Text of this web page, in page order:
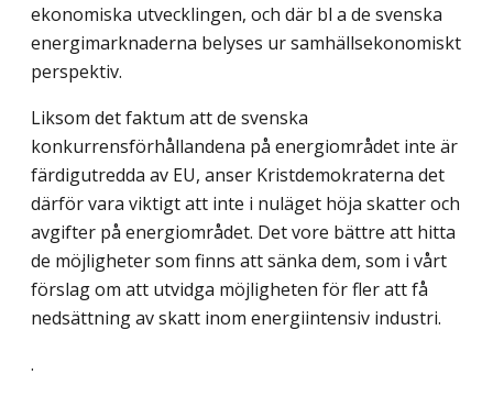
ekonomiska utvecklingen, och där bl a de svenska
energimarknaderna belyses ur samhällsekonomiskt
perspektiv.
Liksom det faktum att de svenska
konkurrensförhållandena på energiområdet inte är
färdigutredda av EU, anser Kristdemokraterna det
därför vara viktigt att inte i nuläget höja skatter och
avgifter på energiområdet. Det vore bättre att hitta
de möjligheter som finns att sänka dem, som i vårt
förslag om att utvidga möjligheten för fler att få
nedsättning av skatt inom energiintensiv industri.
.